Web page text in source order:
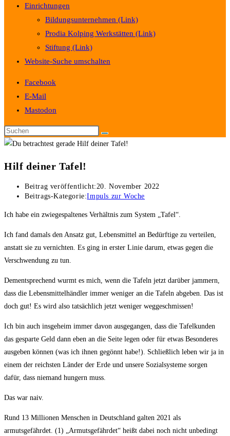
Einrichtungen
Bildungsunternehmen (Link)
Prodia Kolping Werkstätten (Link)
Stiftung (Link)
Website-Suche umschalten
Facebook
E-Mail
Mastodon
Hilf deiner Tafel!
Beitrag veröffentlicht:20. November 2022
Beitrags-Kategorie:Impuls zur Woche
Ich habe ein zwiegespaltenes Verhältnis zum System „Tafel“.
Ich fand damals den Ansatz gut, Lebensmittel an Bedürftige zu verteilen,
anstatt sie zu vernichten. Es ging in erster Linie darum, etwas gegen die
Verschwendung zu tun.
Dementsprechend wurmt es mich, wenn die Tafeln jetzt darüber jammern,
dass die Lebensmittelhändler immer weniger an die Tafeln abgeben. Das ist
doch gut! Es wird also tatsächlich jetzt weniger weggeschmissen!
Ich bin auch insgeheim immer davon ausgegangen, dass die Tafelkunden
das gesparte Geld dann eben an die Seite legen oder für etwas Besonderes
ausgeben können (was ich ihnen gegönnt habe!). Schließlich leben wir ja in
einem der reichsten Länder der Erde und unsere Sozialsysteme sorgen
dafür, dass niemand hungern muss.
Das war naiv.
Rund 13 Millionen Menschen in Deutschland galten 2021 als
armutsgefährdet. (1) „Armutsgefährdet“ heißt dabei noch nicht unbedingt